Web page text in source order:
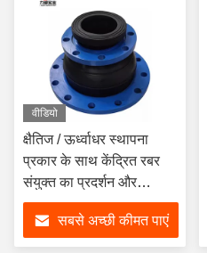
वीडियो
क्षैतिज / ऊर्ध्वाधर स्थापना
प्रकार के साथ केंद्रित रबर
संयुक्त का प्रदर्शन और
प्रस्तावित ड्राइंग
सबसे अच्छी कीमत पाएं